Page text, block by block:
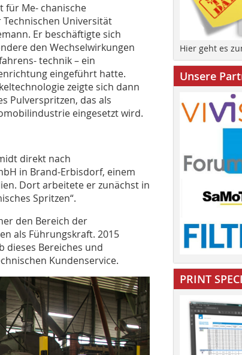
für Me- chanische
Universität
Er beschäftigte sich
den Wechselwirkungen
technik – ein
eingeführt hatte.
zeigte sich dann
Pulverspritzen, das als
eingesetzt wird.
direkt nach
in Brand-Erbisdorf, einem
Dort arbeitete er zunächst in
Spritzen“.
den Bereich der
als Führungskraft. 2015
dieses Bereiches und
Kundenservice.
Hier geht es
Unsere
PRINT